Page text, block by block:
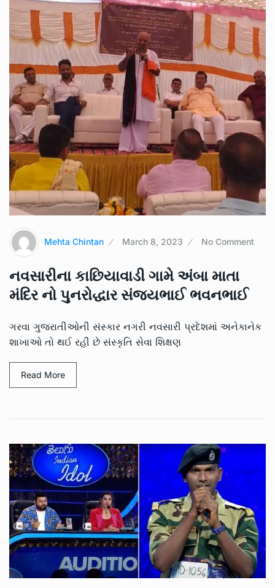
Mehta Chintan March 8, 2023 No Comment
નવસારીના કાછિયાવાડી ગામે અંબા માતા
મંદિર નો પુનરોદ્ધાર સંજયભાઈ ભવનભાઈ
ગરવા ગુજરાતીઓની સંસ્કાર નગરી નવસારી પ્રદેશમાં અનેકાનેક
શાખાઓ તો થઈ રહી છે સંસ્કૃતિ સેવા શિક્ષણ
Read More